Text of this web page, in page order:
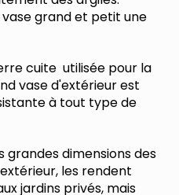
grand et petit une
cuite utilisée pour la
vase d'extérieur est
à tout type de
grandes dimensions des
les rendent
jardins privés, mais